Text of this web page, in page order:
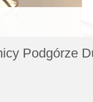
Podgórze